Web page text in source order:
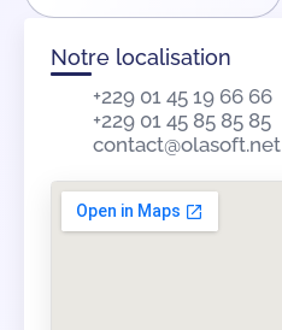
Notre localisation
+229 01 45 19 66 66
+229 01 45 85 85 85
contact@olasoft.net